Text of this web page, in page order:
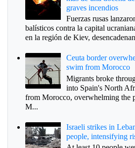
graves incendios
Fuerzas rusas
balísticos contra la capital
en la región de Kiev,
Ceuta border
swim from Morocco
Migrants broke
into Spain's North
from Morocco, overwhelming the
M...
Israeli strikes in
people, intensifying